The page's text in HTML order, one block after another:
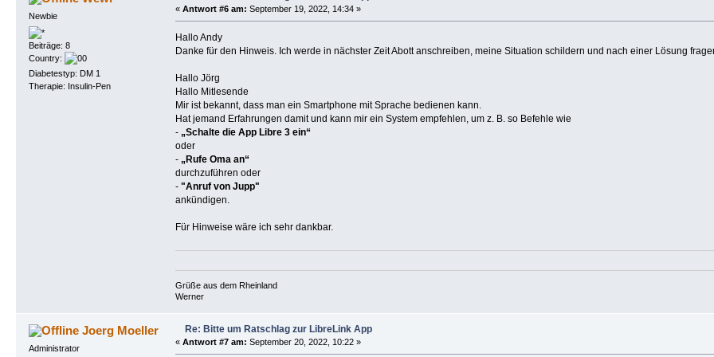
Newbie
Beiträge: 8
Country:
Diabetestyp: DM 1
Therapie: Insulin-Pen
« Antwort #6 am: September 19, 2022, 14:34 »
Hallo Andy
Danke für den Hinweis. Ich werde in nächster Zeit Abott anschreiben, meine Situation schildern und nach einer Lösung
Hallo Jörg
Hallo Mitlesende
Mir ist bekannt, dass man ein Smartphone mit Sprache bedienen kann.
Hat jemand Erfahrungen damit und kann mir ein System empfehlen, um z. B. so Befehle wie
- „Schalte die App Libre 3 ein“
oder
- „Rufe Oma an“
durchzuführen oder
- "Anruf von Jupp"
ankündigen.
Für Hinweise wäre ich sehr dankbar.
Grüße aus dem Rheinland
Werner
Joerg Moeller
Administrator
Re: Bitte um Ratschlag zur LibreLink App
« Antwort #7 am: September 20, 2022, 10:22 »